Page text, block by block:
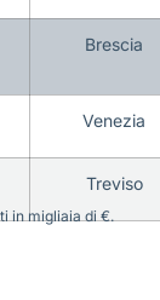
Brescia
Venezia
Treviso
in migliaia di €.